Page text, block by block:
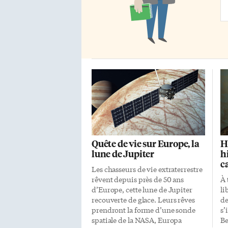
Quête de vie sur Europe, la
lune de Jupiter
Les chasseurs de vie extraterrestre
rêvent depuis près de 50 ans
d’Europe, cette lune de Jupiter
recouverte de glace. Leurs rêves
prendront la forme d’une sonde
spatiale de la NASA, Europa
À